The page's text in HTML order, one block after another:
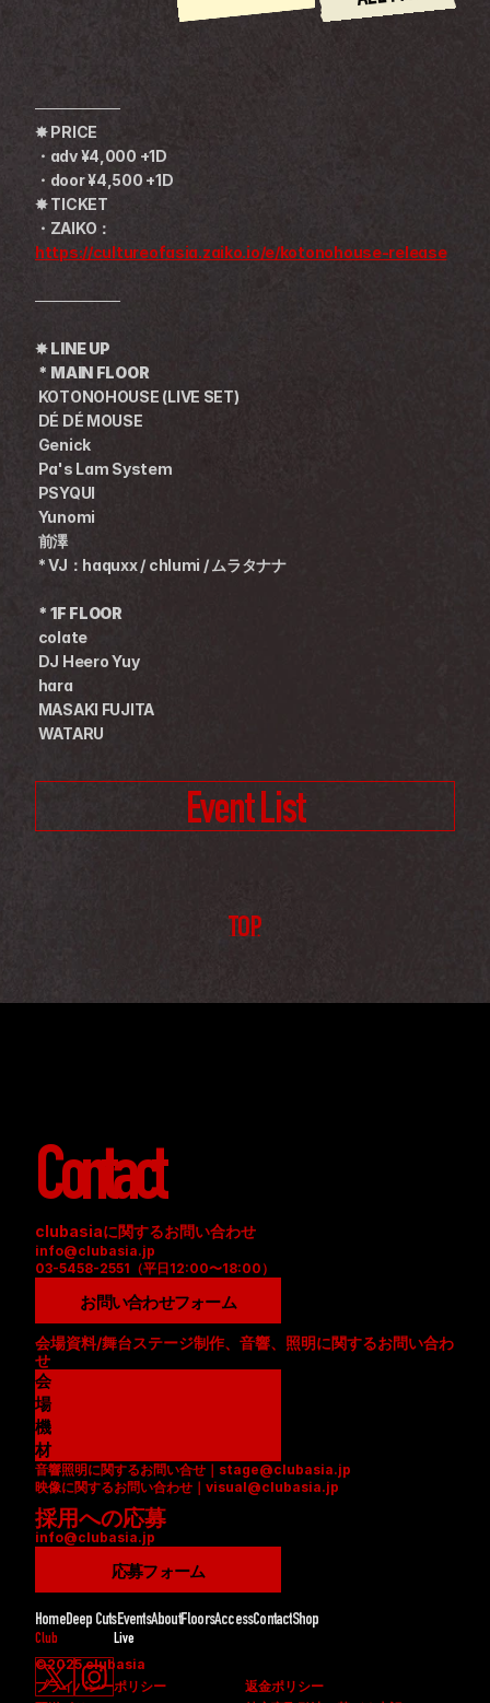
────────
✸ PRICE
・adv ¥4,000 +1D
・door ¥4,500 +1D
✸ TICKET
・ZAIKO：
https://cultureofasia.zaiko.io/e/kotonohouse-release
────────
✸ LINE UP
* MAIN FLOOR
KOTONOHOUSE (LIVE SET)
DÉ DÉ MOUSE
Genick
Pa's Lam System
PSYQUI
Yunomi
前澤
* VJ：haquxx / chlumi / ムラタナナ
* 1F FLOOR
colate
DJ Heero Yuy
hara
MASAKI FUJITA
WATARU
Event List
TOP
Contact
clubasiaに関するお問い合わせ
info@clubasia.jp
03-5458-2551（平日12:00〜18:00）
お問い合わせフォーム
会場資料/舞台ステージ制作、音響、照明に関するお問い合わ
せ
会
場
資
料
(
P
D
F
機
材
リ
ス
ト
(
D
F
)
音響照明に関するお問い合せ｜stage@clubasia.jp
映像に関するお問い合わせ｜visual@clubasia.jp
採用への応募
info@clubasia.jp
応募フォーム
HomeDeep CutsEventsAboutFloorsAccessContactShop
Club Live
©2025 clubasia
プライバシーポリシー
返金ポリシー